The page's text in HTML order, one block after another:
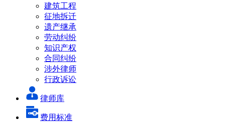
建筑工程
征地拆迁
遗产继承
劳动纠纷
知识产权
合同纠纷
涉外律师
行政诉讼
律师库
费用标准